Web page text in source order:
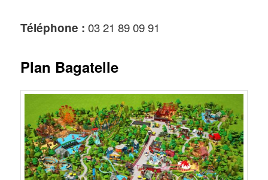
Téléphone :03 21 89 09 91
Plan Bagatelle